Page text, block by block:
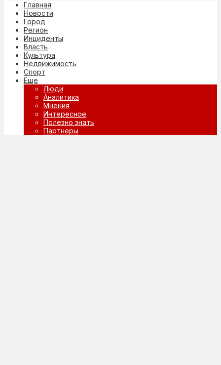
Главная
Новости
Город
Регион
Инциденты
Власть
Культура
Недвижимость
Спорт
Еще
Люди
Аналитика
Мнения
Интересное
Полезно знать
Партнеры